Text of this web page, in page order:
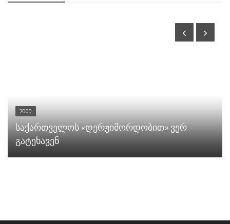
2000
საქართველოს «დერჟიმორდობით» ვერ
გატეხავენ